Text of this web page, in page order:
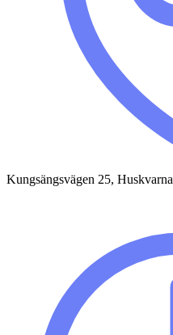
Kungsängsvägen 25, Huskvarna